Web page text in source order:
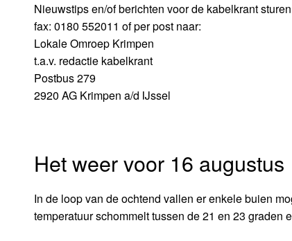
Nieuwstips en/of berichten voor de kabelkrant
fax: 0180 552011 of per post naar:
Lokale Omroep Krimpen
t.a.v. redactie kabelkrant
Postbus 279
2920 AG Krimpen a/d IJssel
Het weer voor 16 augustus
In de loop van de ochtend vallen er enkele buien
temperatuur schommelt tussen de 21 en 23 graden